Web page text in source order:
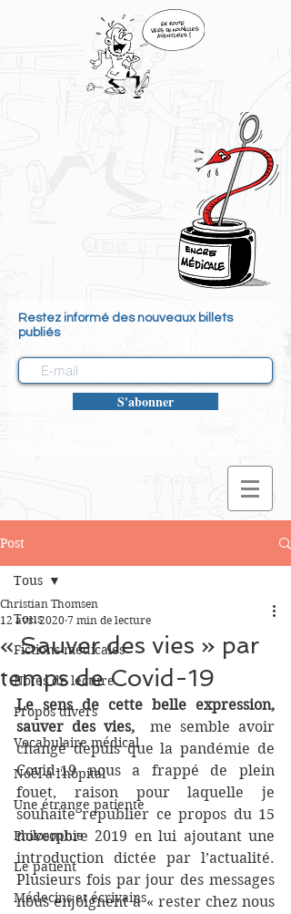
Restez informé des nouveaux billets
publiés
S'abonner
Post
Tous
Fictions médicales
Notes de lecture
Propos divers
Vocabulaire médical
Noël à l'hôpital
Une étrange patiente
Philosophie
Le patient
Médecins et écrivains
Tous
« Sauver des vies » par
temps de Covid-19
Christian Thomsen
12 avr. 2020 7 min de lecture
Le sens de cette belle expression,
sauver des vies,
  me semble avoir
changé depuis que la pandémie de
Covid-19 nous a frappé de plein
fouet, raison pour laquelle je
souhaite republier ce propos du 15
novembre 2019 en lui ajoutant une
introduction dictée par l’actualité.
Plusieurs fois par jour des messages
nous enjoignent à « rester chez nous